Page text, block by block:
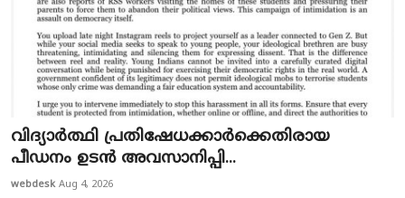
വിദ്യാർത്ഥി പ്രതിഷേധക്കാർക്കെതിരായ
പീഡനം ഉടൻ അവസാനിപ്പി...
webdesk Aug 4, 2026